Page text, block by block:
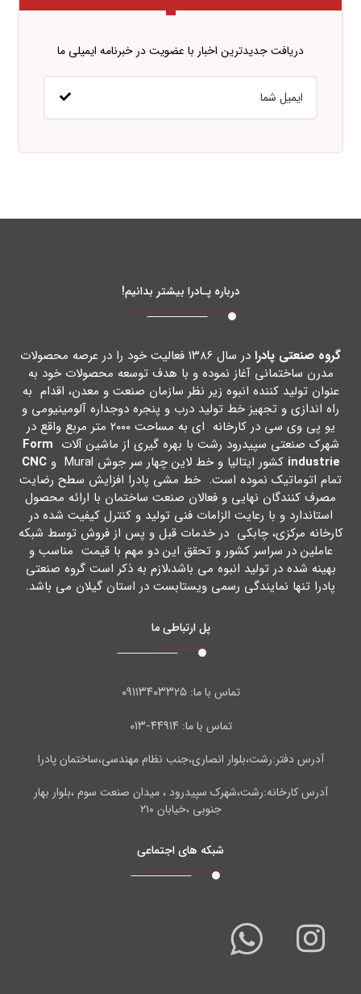
دریافت جدیدترین اخبار با عضویت در خبرنامه ایمیلی ما
درباره پـادرا بیشتر بدانیم!
گروه صنعتی پادرا
در سال ۱۳۸۶ فعالیت خود را در عرصه محصولات
مدرن ساختمانی آغاز نموده و با هدف توسعه محصولات خود به
عنوان تولید کننده انبوه زیر نظر سازمان صنعت و معدن، اقدام به
راه اندازي و تجهیز خط تولید درب و پنجره دوجداره آلومینیومی و
یو پی وي سی در کارخانه اي به مساحت ۲۰۰۰ متر مربع واقع در
شهرك صنعتی سپیدرود رشت با بهره گیري از ماشین آلات Form
industrie کشور ایتالیا و خط لاین چهار سر جوش Mural و
CNC
تمام اتوماتیک نموده است. خط مشی پادرا افزایش سطح رضایت
مصرف کنندگان نهایی و فعالان صنعت ساختمان با ارائه محصول
استاندارد و با رعایت الزامات فنی تولید و کنترل کیفیت شده در
کارخانه مرکزي، چابکی در خدمات قبل و پس از فروش توسط شبکه
عاملین در سراسر کشور و تحقق این دو مهم با قیمت مناسب و
بهینه شده در تولید انبوه می باشد،لازم به ذکر است گروه صنعتی
پادرا تنها نمایندگی رسمی ویستابست در استان گیلان می باشد.
پل ارتباطی ما
تماس با ما:۰۹۱۱۳۴۰۳۳۲۵
تماس با ما: ۴۴۹۱۴-۰۱۳
آدرس دفتر:رشت،بلوار انصاری،جنب نظام مهندسی،ساختمان پادرا
آدرس کارخانه:رشت،شهرک سپیدرود ، میدان صنعت سوم ،بلوار بهار
جنوبی ،خیابان ۲۱۰
شبکه های اجتماعی